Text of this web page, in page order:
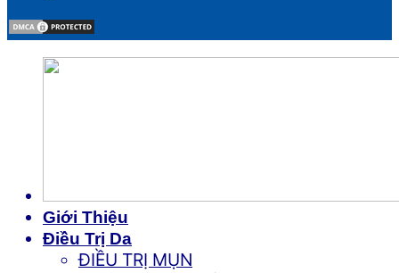
Giới Thiệu
Điều Trị Da
ĐIỀU TRỊ MỤN